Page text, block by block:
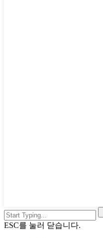
ESC를 눌러 닫습니다.